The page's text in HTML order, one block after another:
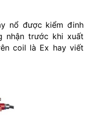
nổ được kiểm đinh
nhận trước khi xuất
coil là Ex hay viết